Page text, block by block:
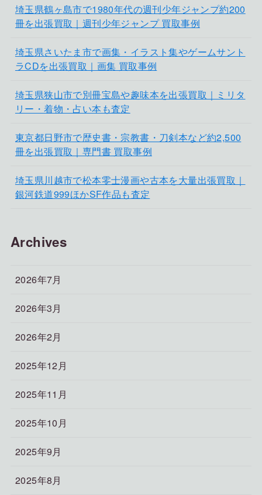
埼玉県鶴ヶ島市で1980年代の週刊少年ジャンプ約200
冊を出張買取｜週刊少年ジャンプ 買取事例
埼玉県さいたま市で画集・イラスト集やゲームサント
ラCDを出張買取｜画集 買取事例
埼玉県狭山市で別冊宝島や趣味本を出張買取｜ミリタ
リー・着物・占い本も査定
東京都日野市で歴史書・宗教書・刀剣本など約2,500
冊を出張買取｜専門書 買取事例
埼玉県川越市で松本零士漫画や古本を大量出張買取｜
銀河鉄道999ほかSF作品も査定
Archives
2026年7月
2026年3月
2026年2月
2025年12月
2025年11月
2025年10月
2025年9月
2025年8月